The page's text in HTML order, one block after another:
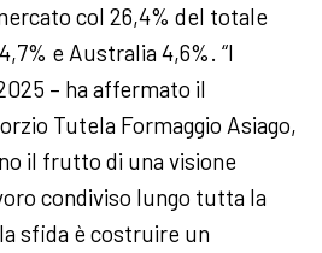
col 26,4% del totale
e Australia 4,6%. “I
– ha affermato il
Tutela Formaggio Asiago,
il frutto di una visione
condiviso lungo tutta la
sfida è costruire un